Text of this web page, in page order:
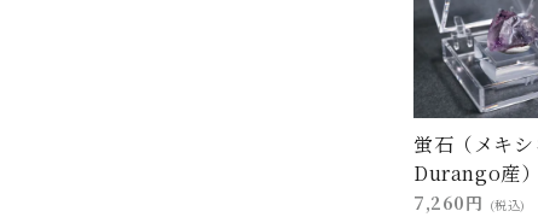
蛍石（メキシ
Durango産）
7,260円 (税込)